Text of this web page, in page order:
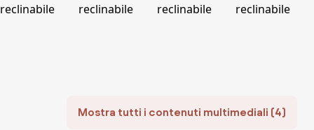
Mostra tutti i contenuti multimediali (4)